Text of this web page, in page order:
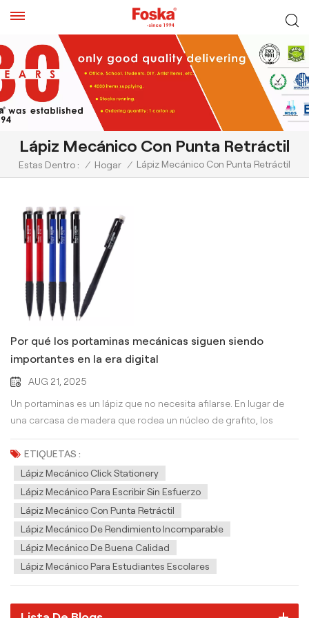
Lápiz Mecánico Con Punta Retráctil
Estas Dentro : / Hogar / Lápiz Mecánico Con Punta Retráctil
Por qué los portaminas mecánicas siguen siendo
importantes en la era digital
AUG 21, 2025
Un portaminas es un lápiz que no necesita afilarse. En lugar de
una carcasa de madera que rodea un núcleo de grafito, los
portaminas utilizan un mecanismo para hacer avanzar la mina a
medida que se usa. Simplemente presiona el botón superior y
estarás listo para escribir o dibujar. Vienen en varios tamaños,
generalmente con espesores de mina de 0,5 mm, 0,7 mm o 2,0
mm, cada uno adecuado para diferentes propósitos, desde el
dibujo técnico hasta la toma de notas diaria. Las ventajas de los
portaminas mecánicas 1. No más afilado Lápiz mecánicoUna de
las mayores molestias de los lápices de madera tradicionales es
tener que afilarlos constantemente. Los portaminas eliminan
esta molestia por completo. Simplemente cambia la mina
cuando la necesites y listo.2. Lápiz mecánico ecológicoSi bien
ETIQUETAS :
Lápiz Mecánico Click Stationery
Lápiz Mecánico Para Escribir Sin Esfuerzo
Lápiz Mecánico Con Punta Retráctil
Lápiz Mecánico De Rendimiento Incomparable
Lápiz Mecánico De Buena Calidad
Lápiz Mecánico Para Estudiantes Escolares